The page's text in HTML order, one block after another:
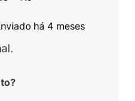
há 4 meses